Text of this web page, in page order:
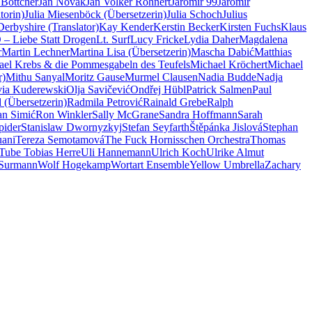
Julia Miesenböck (Übersetzerin)Julia SchochJulius
(Translator)Kay KenderKerstin BeckerKirsten FuchsKlaus
– Liebe Statt DrogenLt. SurfLucy FrickeLydia DaherMagdalena
Martin LechnerMartina Lisa (Übersetzerin)Mascha DabićMatthias
Krebs & die Pommesgabeln des TeufelsMichael KröchertMichael
Mithu SanyalMoritz GauseMurmel ClausenNadia BuddeNadja
KuderewskiOlja SavičevićOndřej HüblPatrick SalmenPaul
(Übersetzerin)Radmila PetrovićRainald GrebeRalph
SimićRon WinklerSally McGraneSandra HoffmannSarah
Stanislaw DwornyzkyjStefan SeyfarthŠtěpánka JislováStephan
Tereza SemotamováThe Fuck Hornisschen OrchestraThomas
Tobias HerreUli HannemannUlrich KochUlrike Almut
Wolf HogekampWortart EnsembleYellow UmbrellaZachary